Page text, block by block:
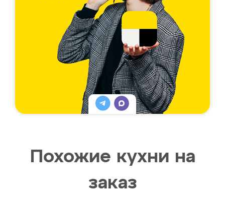
Похожие кухни на
заказ